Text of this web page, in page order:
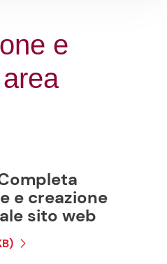
e creazione
sito web